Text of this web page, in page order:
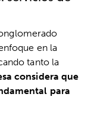
en la
tanto la
considera que
para